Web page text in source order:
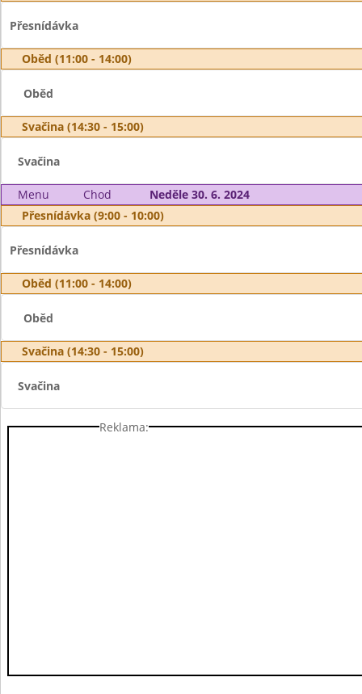
Přesnídávka
Oběd (11:00 - 14:00)
Oběd
Svačina (14:30 - 15:00)
Svačina
Menu Chod
Neděle 30. 6. 2024
Přesnídávka (9:00 - 10:00)
Přesnídávka
Oběd (11:00 - 14:00)
Oběd
Svačina (14:30 - 15:00)
Svačina
Reklama: